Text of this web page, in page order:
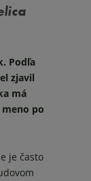
Podľa
zjavil
má
po
je často